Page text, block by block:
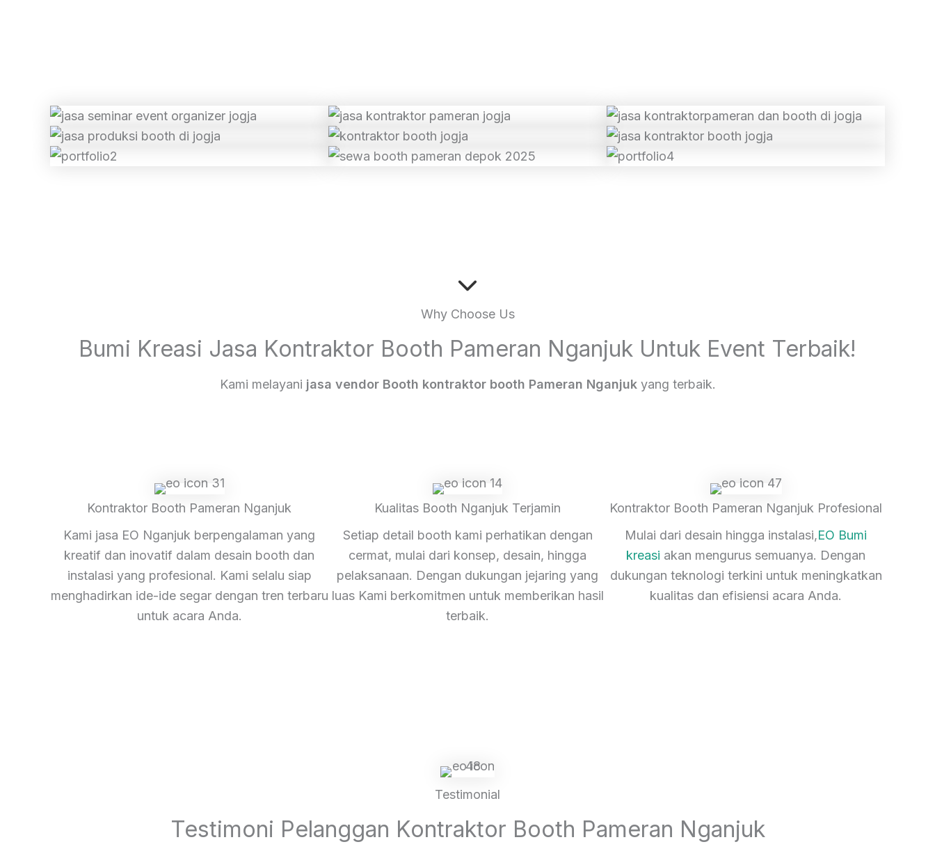
Why Choose Us
Bumi Kreasi Jasa Kontraktor Booth Pameran Nganjuk Untuk Event Terbaik!
Kami melayani jasa vendor Booth kontraktor booth Pameran Nganjukyang terbaik.
Kontraktor Booth Pameran Nganjuk
Kami jasa EO Nganjuk berpengalaman yang
kreatif dan inovatif dalam desain booth dan
instalasi yang profesional. Kami selalu siap
menghadirkan ide-ide segar dengan tren terbaru
untuk acara Anda.
Kualitas Booth Nganjuk Terjamin
Setiap detail booth kami perhatikan dengan
cermat, mulai dari konsep, desain, hingga
pelaksanaan. Dengan dukungan jejaring yang
luas Kami berkomitmen untuk memberikan hasil
terbaik.
Kontraktor Booth Pameran Nganjuk Profesional
Mulai dari desain hingga instalasi,EO Bumi
kreasi akan mengurus semuanya. Dengan
dukungan teknologi terkini untuk meningkatkan
kualitas dan efisiensi acara Anda.
Testimonial
Testimoni Pelanggan Kontraktor Booth Pameran Nganjuk